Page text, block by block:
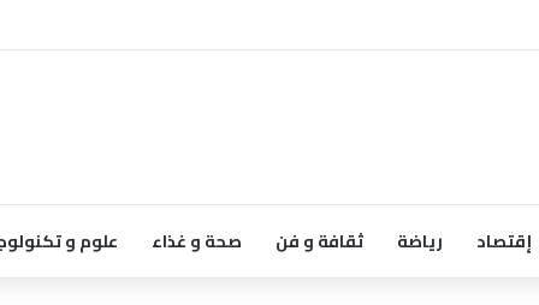
إقتصاد رياضة ثقافة و فن صحة و غذاء علوم و